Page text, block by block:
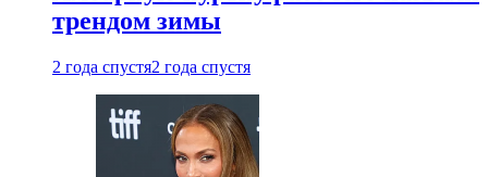
трендом зимы
2 года спустя2 года спустя